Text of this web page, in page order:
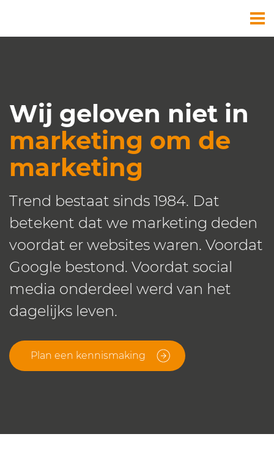
Wij geloven niet in
marketing om de
marketing
Trend bestaat sinds 1984. Dat
betekent dat we marketing deden
voordat er websites waren. Voordat
Google bestond. Voordat social
media onderdeel werd van het
dagelijks leven.
Plan een kennismaking